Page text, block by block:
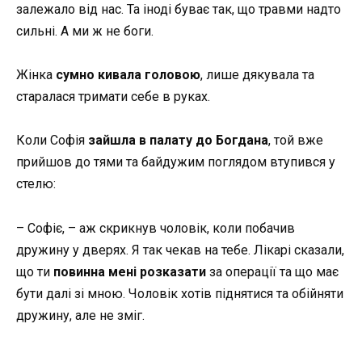
залежало від нас. Та іноді буває так, що травми надто
сильні. А ми ж не боги.
Жінка сумно кивала головою, лише дякувала та
старалася тримати себе в руках.
Коли Софія зайшла в палату до Богдана, той вже
прийшов до тями та байдужим поглядом втупився у
стелю:
– Софіє, – аж скрикнув чоловік, коли побачив
дружину у дверях. Я так чекав на тебе. Лікарі сказали,
що ти повинна мені розказати за операції та що має
бути далі зі мною. Чоловік хотів піднятися та обійняти
дружину, але не зміг.